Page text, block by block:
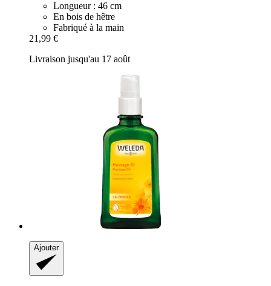
Longueur : 46 cm
En bois de hêtre
Fabriqué à la main
21,99 €
Livraison jusqu'au 17 août
Ajouter